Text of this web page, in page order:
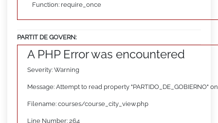
Function: require_once
PARTIT DE GOVERN:
A PHP Error was encountered
Severity: Warning
Message: Attempt to read property "PARTIDO_DE_GOBIERNO"
Filename: courses/course_city_view.php
Line Number: 264